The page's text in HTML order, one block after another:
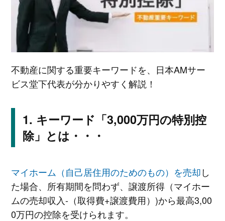
不動産に関する重要キーワードを、日本AMサー
ビス堂下代表が分かりやすく解説！
キーワード「3,000万円の特別控
除」とは・・・
マイホーム（自己居住用のためのもの）を売却し
た場合、所有期間を問わず、譲渡所得（マイホー
ムの売却収入-（取得費+譲渡費用）)から最高3,00
0万円の控除を受けられます。